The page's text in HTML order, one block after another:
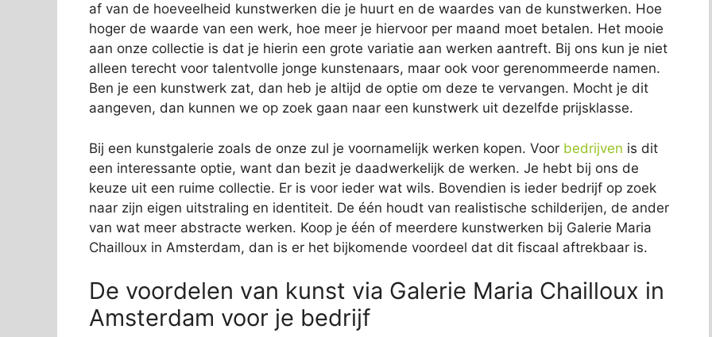
af van de hoeveelheid kunstwerken die je huurt en de waardes van de kunstwerken. Hoe
hoger de waarde van een werk, hoe meer je hiervoor per maand moet betalen. Het mooie
aan onze collectie is dat je hierin een grote variatie aan werken aantreft. Bij ons kun je niet
alleen terecht voor talentvolle jonge kunstenaars, maar ook voor gerenommeerde namen.
Ben je een kunstwerk zat, dan heb je altijd de optie om deze te vervangen. Mocht je dit
aangeven, dan kunnen we op zoek gaan naar een kunstwerk uit dezelfde prijsklasse.
Bij een kunstgalerie zoals de onze zul je voornamelijk werken kopen. Voor bedrijven is dit
een interessante optie, want dan bezit je daadwerkelijk de werken. Je hebt bij ons de
keuze uit een ruime collectie. Er is voor ieder wat wils. Bovendien is ieder bedrijf op zoek
naar zijn eigen uitstraling en identiteit. De één houdt van realistische schilderijen, de ander
van wat meer abstracte werken. Koop je één of meerdere kunstwerken bij Galerie Maria
Chailloux in Amsterdam, dan is er het bijkomende voordeel dat dit fiscaal aftrekbaar is.
De voordelen van kunst via Galerie Maria Chailloux in
Amsterdam voor je bedrijf